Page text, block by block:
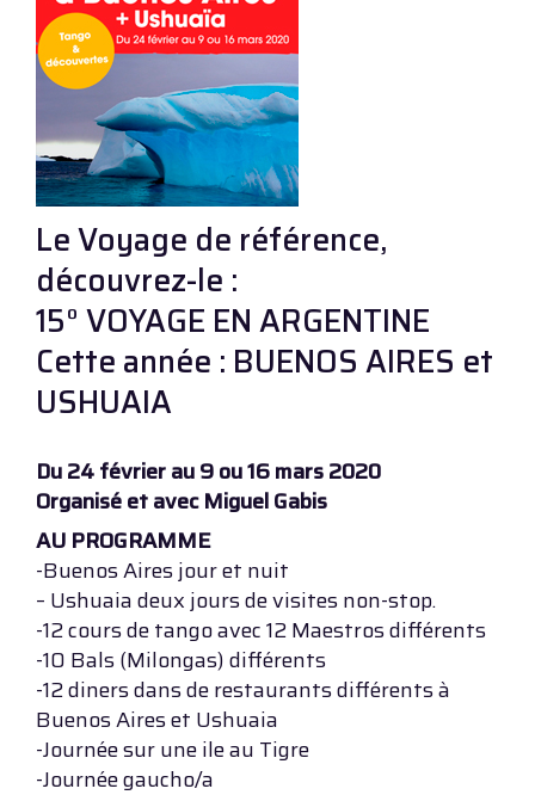
Le Voyage de référence,
découvrez-le :
15° VOYAGE EN ARGENTINE
Cette année : BUENOS AIRES et
USHUAIA
Du 24 février au 9 ou 16 mars 2020
Organisé et avec Miguel Gabis
AU PROGRAMME
-Buenos Aires jour et nuit
– Ushuaia deux jours de visites non-stop.
-12 cours de tango avec 12 Maestros différents
-10 Bals (Milongas) différents
-12 diners dans de restaurants différents à
Buenos Aires et Ushuaia
-Journée sur une ile au Tigre
-Journée gaucho/a